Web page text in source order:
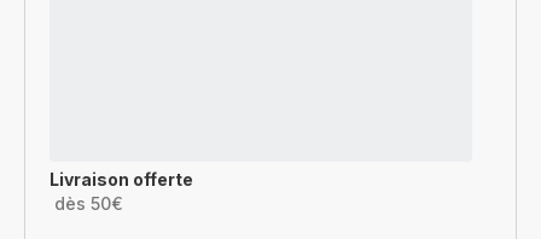
Livraison offerte
dès 50€